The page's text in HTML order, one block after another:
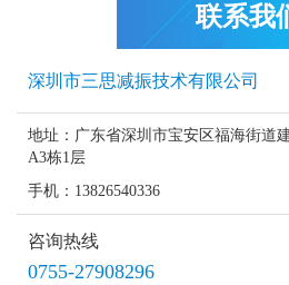
THA1L主动减
联系我
深圳市三思减振技术有限公司
地址：广东省深圳市宝安区福海街道
A3栋1层
手机：13826540336
咨询热线
0755-27908296